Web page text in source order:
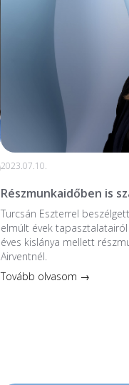
2023.07.10.
Részmunkaidőben is
Turcsán Eszterrel
elmúlt évek
éves kislánya mellett
Airventnél.
Tovább olvasom →